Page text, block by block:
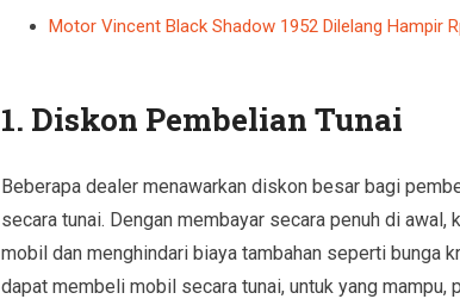
Motor Vincent Black Shadow 1952 Dilelang Hampir
1. Diskon Pembelian Tunai
Beberapa dealer menawarkan diskon besar bagi
secara tunai. Dengan membayar secara penuh di awal,
mobil dan menghindari biaya tambahan seperti bunga
dapat membeli mobil secara tunai, untuk yang mampu,